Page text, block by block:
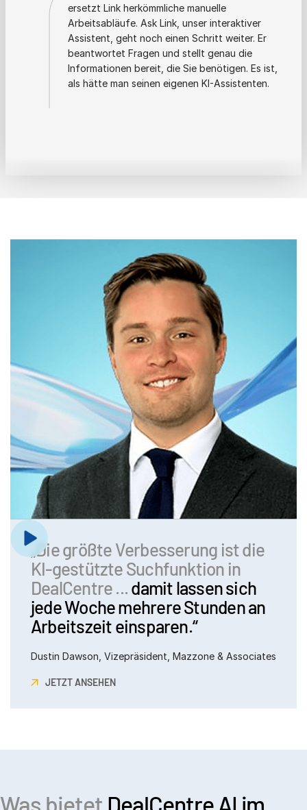
ersetzt Link herkömmliche manuelle
Arbeitsabläufe. Ask Link, unser interaktiver
Assistent, geht noch einen Schritt weiter. Er
beantwortet Fragen und stellt genau die
Informationen bereit, die Sie benötigen. Es ist,
als hätte man seinen eigenen KI-Assistenten.
„Die größte Verbesserung ist die
KI-gestützte Suchfunktion in
DealCentre ...damit lassen sich
jede Woche mehrere Stunden an
Arbeitszeit einsparen.“
Dustin Dawson, Vizepräsident, Mazzone & Associates
JETZT ANSEHEN
Was bietet DealCentre AI im